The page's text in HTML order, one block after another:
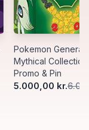
Pokemon
Mythical
Promo & Pin
5.000,00 kr.